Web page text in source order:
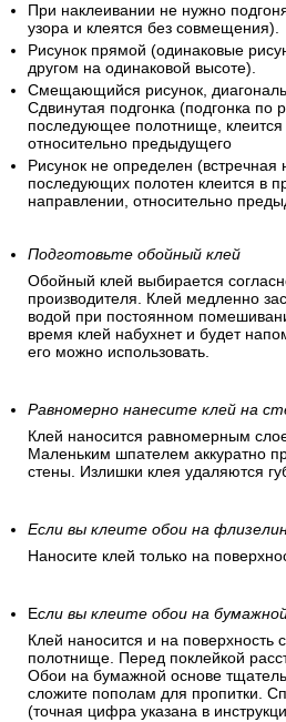
При наклеивании не нужно
узора и клеятся без совмещения).
Рисунок прямой (одинаковые
другом на одинаковой высоте).
Смещающийся рисунок,
Сдвинутая подгонка (подгонка по
последующее полотнище, клеится
относительно предыдущего
Рисунок не определен (встречная
последующих полотен клеится в
направлении, относительно
Подготовьте обойный клей
Обойный клей выбирается
производителя. Клей медленно
водой при постоянном
время клей набухнет и будет
его можно использовать.
Равномерно нанесите клей на
Клей наносится равномерным
Маленьким шпателем аккуратно
стены. Излишки клея удаляются
Если вы клеите обои на
Наносите клей только на
Если вы клеите обои на
Клей наносится и на поверхность
полотнище. Перед поклейкой
Обои на бумажной основе
сложите пополам для пропитки.
(точная цифра указана в